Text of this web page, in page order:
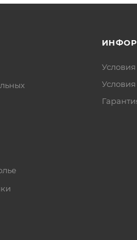
Условия